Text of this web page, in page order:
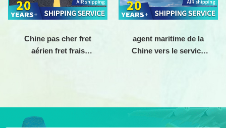
Chine pas cher fret
aérien fret frais
agent maritime de la
Chine vers le service